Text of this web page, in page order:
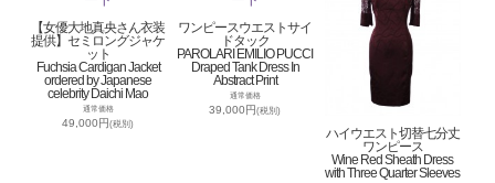
【女優大地真央さん衣装
提供】セミロングジャケ
ット
Fuchsia Cardigan Jacket
ordered by Japanese
celebrity Daichi Mao
通常価格
49,000円(税別)
ワンピースウエストサイ
ドタック
PAROLARI EMILIO PUCCI
Draped Tank Dress In
Abstract Print
通常価格
39,000円(税別)
ハイウエスト切替七分丈
ワンピース
Wine Red Sheath Dress
with Three Quarter Sleeves